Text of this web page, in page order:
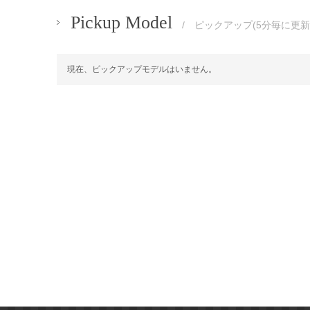
Pickup Model / ピックアップ(5分毎に更
現在、ピックアップモデルはいません。